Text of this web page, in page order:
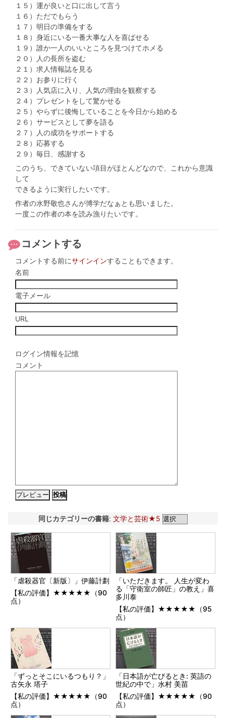
１５）運が良いと口に出して言う
１６）ただでもらう
１７）明日の準備をする
１８）身近にいる一番大事な人を喜ばせる
１９）誰か一人のいいところを見つけてホメる
２０）人の長所を盗む
２１）求人情報誌を見る
２２）お参りに行く
２３）人気店に入り、人気の理由を観察する
２４）プレゼントをして驚かせる
２５）やらずに後悔していることを今日から始める
２６）サービスとして夢を語る
２７）人の成功をサポートする
２８）応募する
２９）毎日、感謝する
このうち、できていない項目がほとんどなので、これから意識
して
できるように実行したいです。
作者の水野敬也さんが博学だなぁとも思いました。
一度この作者の本を読み漁りたいです。
コメントする
コメントする前にサインインすることもできます。
名前
電子メール
URL
ログイン情報を記憶
コメント
同じカテゴリーの書籍: 文学と芸術★5
「虐殺器官〔新版〕」伊藤計劃
【私の評価】★★★★★（90
点）
「いただきます。 人生が変わ
る「守衛室の師匠」の教え」喜
多川泰
【私の評価】★★★★★（95
点）
「ずっとそこにいるつもり？」
古矢永 塔子
【私の評価】★★★★★（90
点）
「日本語が亡びるとき: 英語の
世紀の中で」水村 美苗
【私の評価】★★★★★（90
点）